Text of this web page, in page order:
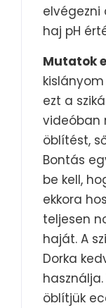
elvégezni
haj pH
Mutatok
ezt a
videóban
öblítést,
Bontás
be kell,
ekkora
teljesen
haját. A
Dorka
öblítjük